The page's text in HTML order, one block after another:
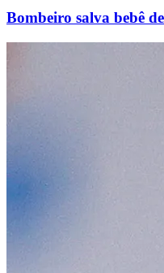
Bombeiro salva bebê